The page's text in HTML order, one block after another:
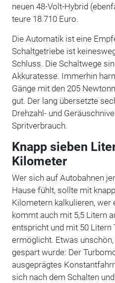
neuen 48-Volt-Hybrid
teure 18.710 Euro.
Die Automatik ist eine
Schaltgetriebe ist
Schluss. Die Schaltwege
Akkuratesse. Immerhin
Gänge mit den 205
gut. Der lang übersetzte
Drehzahl- und
Spritverbrauch.
Knapp sieben
Kilometer
Wer sich auf Autobahnen
Hause fühlt, sollte mit
Kilometern kalkulieren, wer
kommt auch mit 5,5 Litern
entspricht und mit 50 Litern
ermöglicht. Etwas
gespart wurde: Der
ausgeprägtes
sich nach dem Schalten